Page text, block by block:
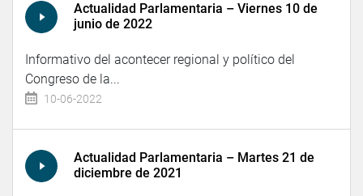
Actualidad Parlamentaria – Viernes 10 de
junio de 2022
Informativo del acontecer regional y político del
Congreso de la...
10-06-2022
Actualidad Parlamentaria – Martes 21 de
diciembre de 2021